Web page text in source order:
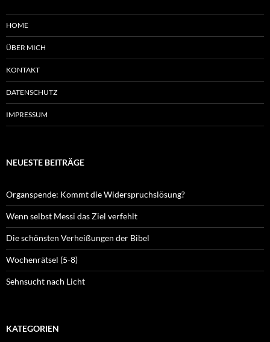
HOME
ÜBER MICH
KONTAKT
DATENSCHUTZ
IMPRESSUM
NEUESTE BEITRÄGE
Organspende: Kommt die Widerspruchslösung?
Wenn selbst Messi das Ziel verfehlt
Die schönsten Verheißungen der Bibel
Wochenrätsel (5-8)
Sehnsucht nach Licht
KATEGORIEN